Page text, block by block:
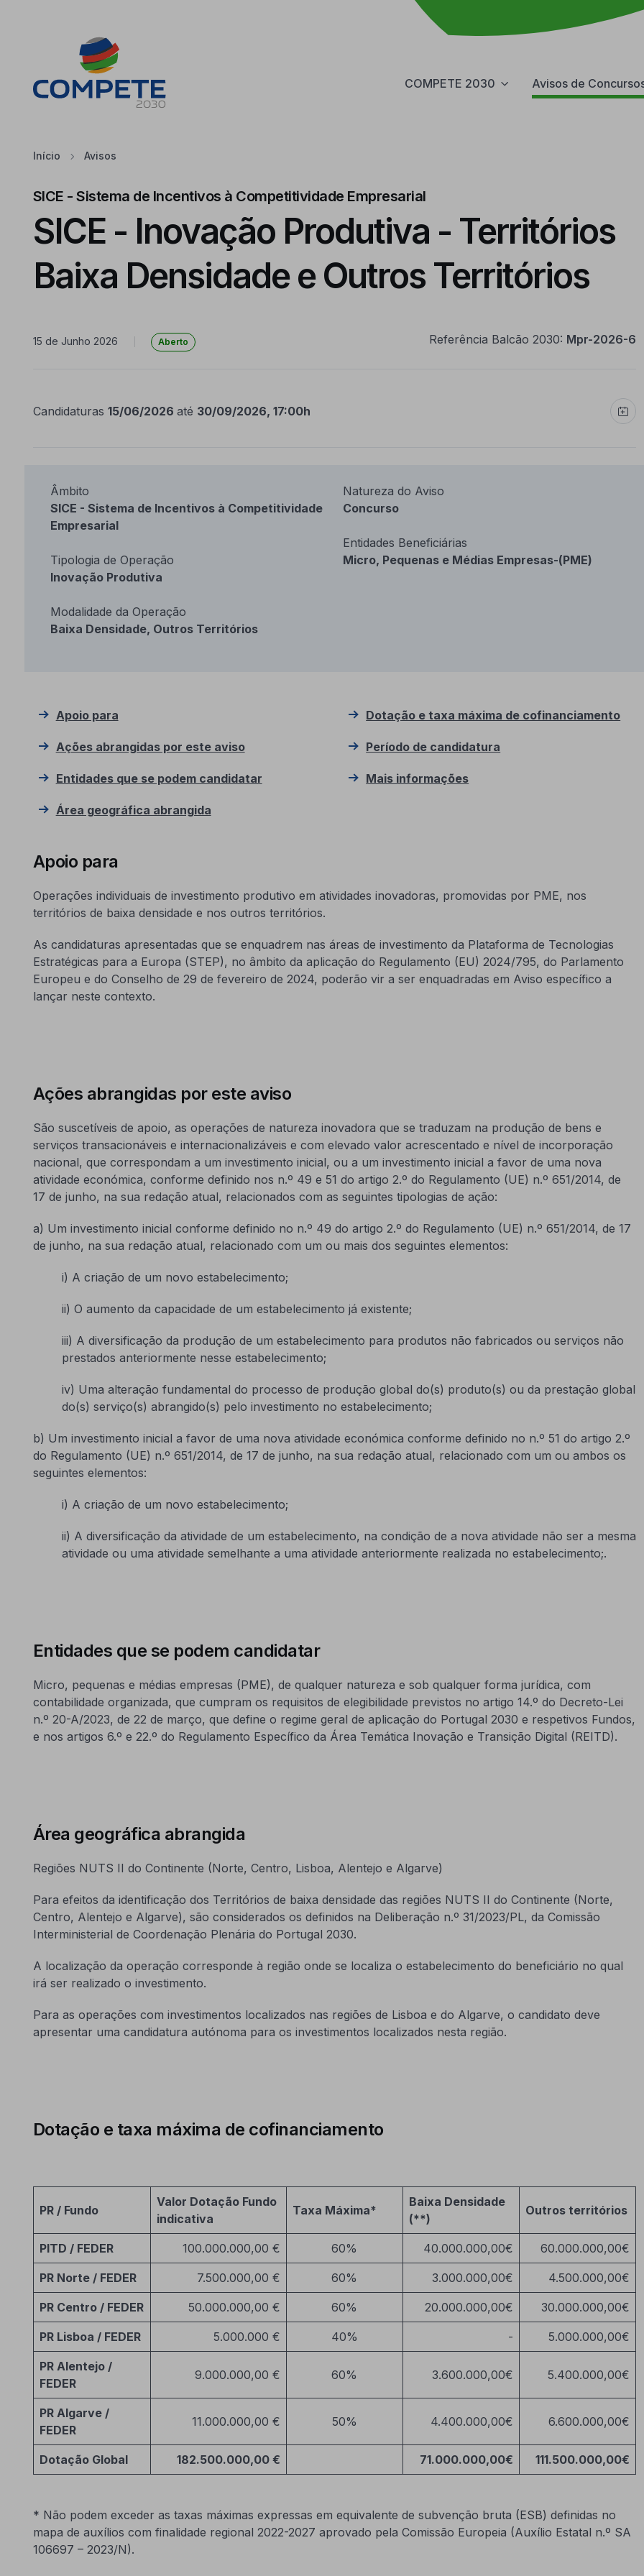
COMPETE 2030 Avisos de
Início Avisos
SICE - Sistema de Incentivos à Competitividade Empresarial
SICE - Inovação Produtiva - Territórios
Baixa Densidade e Outros Territórios
15 de Junho 2026 Aberto Referência Balcão 2030: Mpr-2026-6
Candidaturas 15/06/2026 até 30/09/2026, 17:00h
Âmbito
SICE - Sistema de Incentivos à Competitividade
Empresarial
Tipologia de Operação
Inovação Produtiva
Modalidade da Operação
Baixa Densidade, Outros Territórios
Natureza do Aviso
Concurso
Entidades Beneficiárias
Micro, Pequenas e Médias Empresas-(PME)
Apoio para
Ações abrangidas por este aviso
Entidades que se podem candidatar
Área geográfica abrangida
Dotação e taxa máxima de cofinanciamento
Período de candidatura
Mais informações
Apoio para
Operações individuais de investimento produtivo em atividades inovadoras, promovidas por PME, nos
territórios de baixa densidade e nos outros territórios.
As candidaturas apresentadas que se enquadrem nas áreas de investimento da Plataforma de Tecnologias
Estratégicas para a Europa (STEP), no âmbito da aplicação do Regulamento (EU) 2024/795, do Parlamento
Europeu e do Conselho de 29 de fevereiro de 2024, poderão vir a ser enquadradas em Aviso específico a
lançar neste contexto.
Ações abrangidas por este aviso
São suscetíveis de apoio, as operações de natureza inovadora que se traduzam na produção de bens e
serviços transacionáveis e internacionalizáveis e com elevado valor acrescentado e nível de incorporação
nacional, que correspondam a um investimento inicial, ou a um investimento inicial a favor de uma nova
atividade económica, conforme definido nos n.º 49 e 51 do artigo 2.º do Regulamento (UE) n.º 651/2014, de
17 de junho, na sua redação atual, relacionados com as seguintes tipologias de ação:
a) Um investimento inicial conforme definido no n.º 49 do artigo 2.º do Regulamento (UE) n.º 651/2014, de 17
de junho, na sua redação atual, relacionado com um ou mais dos seguintes elementos:
i) A criação de um novo estabelecimento;
ii) O aumento da capacidade de um estabelecimento já existente;
iii) A diversificação da produção de um estabelecimento para produtos não fabricados ou serviços não
prestados anteriormente nesse estabelecimento;
iv) Uma alteração fundamental do processo de produção global do(s) produto(s) ou da prestação global
do(s) serviço(s) abrangido(s) pelo investimento no estabelecimento;
b) Um investimento inicial a favor de uma nova atividade económica conforme definido no n.º 51 do artigo 2.º
do Regulamento (UE) n.º 651/2014, de 17 de junho, na sua redação atual, relacionado com um ou ambos os
seguintes elementos:
i) A criação de um novo estabelecimento;
ii) A diversificação da atividade de um estabelecimento, na condição de a nova atividade não ser a mesma
atividade ou uma atividade semelhante a uma atividade anteriormente realizada no estabelecimento;.
Entidades que se podem candidatar
Micro, pequenas e médias empresas (PME), de qualquer natureza e sob qualquer forma jurídica, com
contabilidade organizada, que cumpram os requisitos de elegibilidade previstos no artigo 14.º do Decreto-Lei
n.º 20-A/2023, de 22 de março, que define o regime geral de aplicação do Portugal 2030 e respetivos Fundos,
e nos artigos 6.º e 22.º do Regulamento Específico da Área Temática Inovação e Transição Digital (REITD).
Área geográfica abrangida
Regiões NUTS II do Continente (Norte, Centro, Lisboa, Alentejo e Algarve)
Para efeitos da identificação dos Territórios de baixa densidade das regiões NUTS II do Continente (Norte,
Centro, Alentejo e Algarve), são considerados os definidos na Deliberação n.º 31/2023/PL, da Comissão
Interministerial de Coordenação Plenária do Portugal 2030.
A localização da operação corresponde à região onde se localiza o estabelecimento do beneficiário no qual
irá ser realizado o investimento.
Para as operações com investimentos localizados nas regiões de Lisboa e do Algarve, o candidato deve
apresentar uma candidatura autónoma para os investimentos localizados nesta região.
Dotação e taxa máxima de cofinanciamento
PR / Fundo
Valor Dotação Fundo
indicativa
Taxa Máxima*
Baixa Densidade
(**)
Outros territórios
PITD / FEDER 100.000.000,00 € 60% 40.000.000,00€ 60.000.000,00€
PR Norte / FEDER 7.500.000,00 € 60% 3.000.000,00€ 4.500.000,00€
PR Centro / FEDER 50.000.000,00 € 60% 20.000.000,00€ 30.000.000,00€
PR Lisboa / FEDER 5.000.000 € 40% - 5.000.000,00€
PR Alentejo /
FEDER
9.000.000,00 € 60% 3.600.000,00€ 5.400.000,00€
PR Algarve /
FEDER
11.000.000,00 € 50% 4.400.000,00€ 6.600.000,00€
Dotação Global 182.500.000,00 € 71.000.000,00€ 111.500.000,00€
* Não podem exceder as taxas máximas expressas em equivalente de subvenção bruta (ESB) definidas no
mapa de auxílios com finalidade regional 2022-2027 aprovado pela Comissão Europeia (Auxílio Estatal n.º SA
106697 – 2023/N).